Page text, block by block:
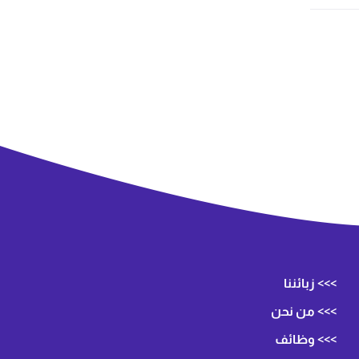
>>> زبائننا
>>> من نحن
>>> وظائف